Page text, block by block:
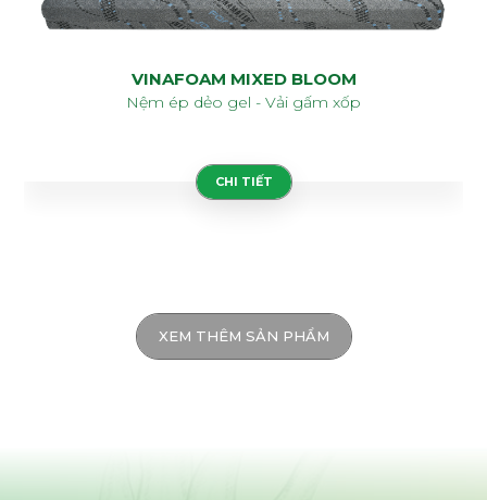
VINAFOAM MIXED BLOOM
Nệm ép dẻo gel - Vải gấm xốp
CHI TIẾT
XEM THÊM SẢN PHẨM